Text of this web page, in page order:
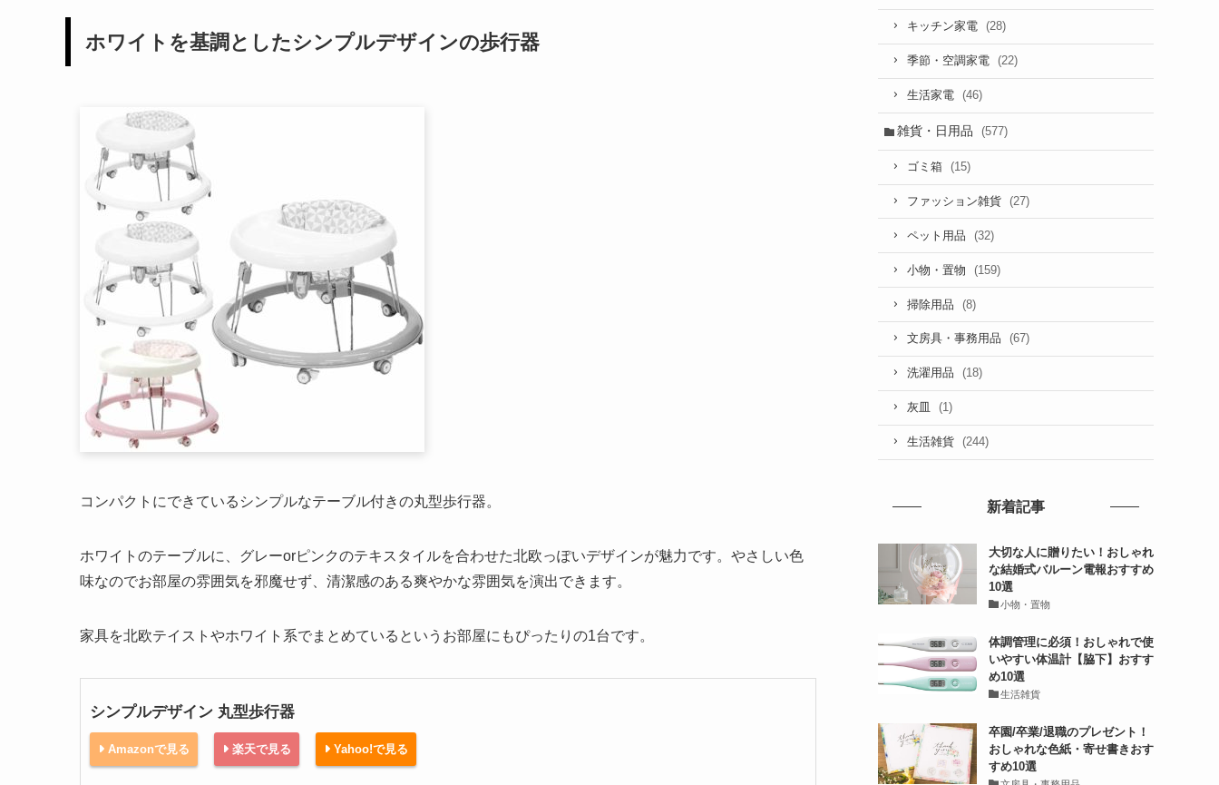
ホワイトを基調としたシンプルデザインの歩行器
コンパクトにできているシンプルなテーブル付きの丸型歩行器。
ホワイトのテーブルに、グレーorピンクのテキスタイルを合わせた北欧っぽいデザインが魅力です。やさしい色
味なのでお部屋の雰囲気を邪魔せず、清潔感のある爽やかな雰囲気を演出できます。
家具を北欧テイストやホワイト系でまとめているというお部屋にもぴったりの1台です。
シンプルデザイン 丸型歩行器
Amazonで見る 楽天で見る Yahoo!で見る
キッチン家電 (28)
季節・空調家電 (22)
生活家電 (46)
雑貨・日用品 (577)
ゴミ箱 (15)
ファッション雑貨 (27)
ペット用品 (32)
小物・置物 (159)
掃除用品 (8)
文房具・事務用品 (67)
洗濯用品 (18)
灰皿 (1)
生活雑貨 (244)
新着記事
大切な人に贈りたい！おしゃれ
な結婚式バルーン電報おすすめ
10選
小物・置物
体調管理に必須！おしゃれで使
いやすい体温計【脇下】おすす
め10選
生活雑貨
卒園/卒業/退職のプレゼント！
おしゃれな色紙・寄せ書きおす
すめ10選